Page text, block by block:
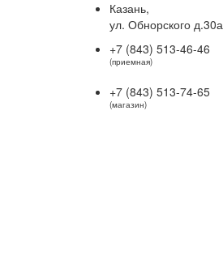
Казань,
ул. Обнорского д.30а
+7 (843) 513-46-46
(приемная)
+7 (843) 513-74-65
(магазин)